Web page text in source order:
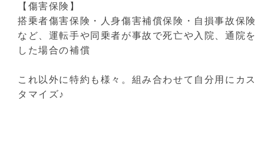
【傷害保険】
搭乗者傷害保険・人身傷害補償保険・自損事故保険
など、運転手や同乗者が事故で死亡や入院、通院を
した場合の補償
これ以外に特約も様々。組み合わせて自分用にカス
タマイズ♪